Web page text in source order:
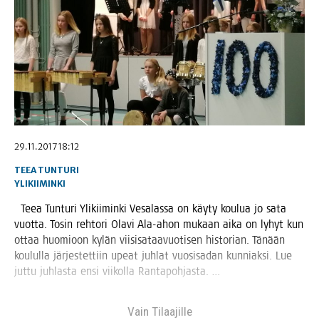
29.11.2017 18:12
TEEA TUNTURI
YLIKIIMINKI
Teea Tun­tu­ri Yli­kii­min­ki Vesa­las­sa on käy­ty kou­lua jo sata
vuot­ta. Tosin reh­to­ri Ola­vi Ala-ahon mukaan aika on lyhyt kun
ottaa huo­mioon kylän vii­si­sa­taa­vuo­ti­sen his­to­rian. Tänään
kou­lul­la jär­jes­tet­tiin upeat juh­lat vuo­si­sa­dan kun­niak­si. Lue
jut­tu juh­las­ta ensi vii­kol­la Rantapohjasta. …
Vain Tilaa­jil­le